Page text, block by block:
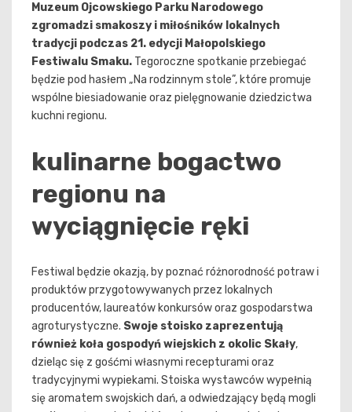
Muzeum Ojcowskiego Parku Narodowego
zgromadzi smakoszy i miłośników lokalnych
tradycji podczas 21. edycji Małopolskiego
Festiwalu Smaku. Tegoroczne spotkanie przebiegać
będzie pod hasłem „Na rodzinnym stole”, które promuje
wspólne biesiadowanie oraz pielęgnowanie dziedzictwa
kuchni regionu.
kulinarne bogactwo
regionu na
wyciągnięcie ręki
Festiwal będzie okazją, by poznać różnorodność potraw i
produktów przygotowywanych przez lokalnych
producentów, laureatów konkursów oraz gospodarstwa
agroturystyczne. Swoje stoisko zaprezentują
również koła gospodyń wiejskich z okolic Skały,
dzieląc się z gośćmi własnymi recepturami oraz
tradycyjnymi wypiekami. Stoiska wystawców wypełnią
się aromatem swojskich dań, a odwiedzający będą mogli